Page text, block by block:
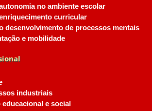
no ambiente escolar
curricular
desenvolvimento de processos mentais
e mobilidade
industriais
e social